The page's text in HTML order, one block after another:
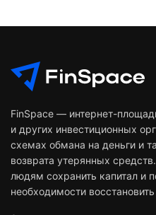
FinSpace — интернет-
и других инвестиционных
схемах обмана на деньги и
возврата утерянных
людям сохранить капитал и
необходимости